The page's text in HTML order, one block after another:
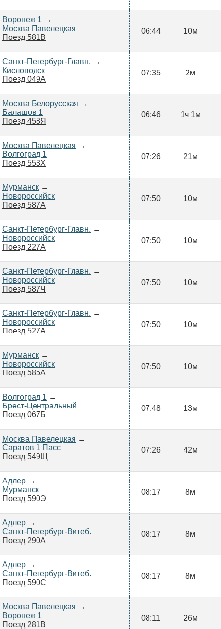
Воронеж 1 →
Москва Павелецкая
Поезд 581В
06:44 10м
Санкт-Петербург-Главн. →
Кисловодск
Поезд 049А
07:35 2м
Москва Белорусская →
Балашов 1
Поезд 458Я
06:46 1ч 1м
Москва Павелецкая →
Волгоград 1
Поезд 553Х
07:26 21м
Мурманск →
Новороссийск
Поезд 587А
07:50 10м
Санкт-Петербург-Главн. →
Новороссийск
Поезд 227А
07:50 10м
Санкт-Петербург-Главн. →
Новороссийск
Поезд 587Ч
07:50 10м
Санкт-Петербург-Главн. →
Новороссийск
Поезд 527А
07:50 10м
Мурманск →
Новороссийск
Поезд 585А
07:50 10м
Волгоград 1 →
Брест-Центральный
Поезд 067Б
07:48 13м
Москва Павелецкая →
Саратов 1 Пасс
Поезд 549Щ
07:26 42м
Адлер →
Мурманск
Поезд 590Э
08:17 8м
Адлер →
Санкт-Петербург-Витеб.
Поезд 290А
08:17 8м
Адлер →
Санкт-Петербург-Витеб.
Поезд 590С
08:17 8м
Москва Павелецкая →
Воронеж 1
Поезд 281В
08:11 26м